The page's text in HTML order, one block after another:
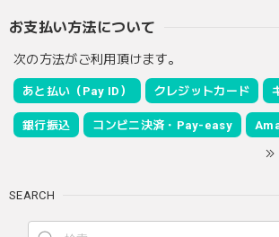
お支払い方法について
次の方法がご利用頂けます。
あと払い（Pay ID） クレジットカード
銀行振込 コンビニ決済・Pay-easy
SEARCH